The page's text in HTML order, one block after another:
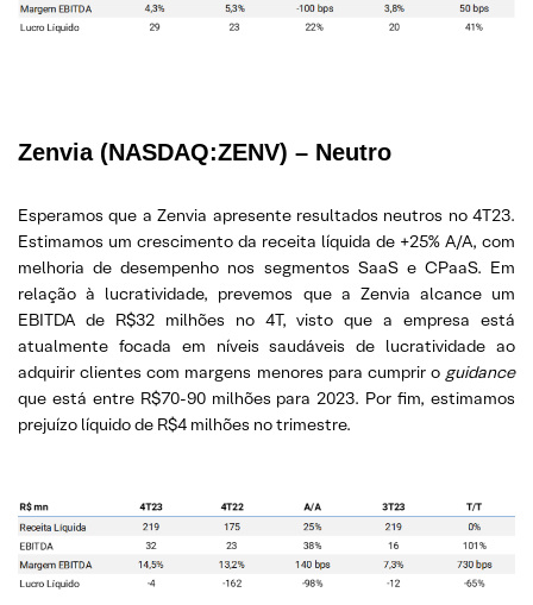
Zenvia (NASDAQ:ZENV) – Neutro
Esperamos que a Zenvia apresente resultados neutros no 4T23.
Estimamos um crescimento da receita líquida de +25% A/A, com
melhoria de desempenho nos segmentos SaaS e CPaaS. Em
relação à lucratividade, prevemos que a Zenvia alcance um
EBITDA de R$32 milhões no 4T, visto que a empresa está
atualmente focada em níveis saudáveis de lucratividade ao
adquirir clientes com margens menores para cumprir o guidance
que está entre R$70-90 milhões para 2023. Por fim, estimamos
prejuízo líquido de R$4 milhões no trimestre.